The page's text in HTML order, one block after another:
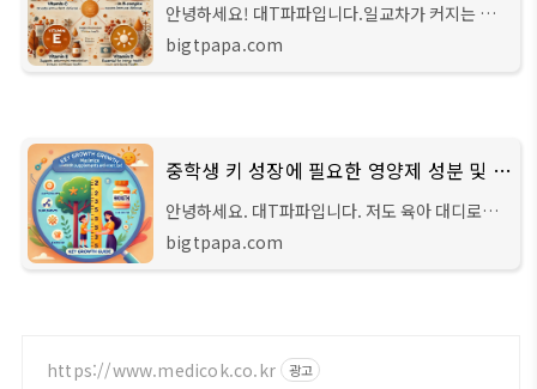
안녕하세요! 대T파파입니다.일교차가 커지는 환
절기에는 감기와 피로감이 찾아오기 쉬운데요, 이
때 비타민이 필수입니다. 환절기 비타민을 올바르
bigtpapa.com
중학생 키 성장에 필요한 영양제 성분 및 추천 제품
안녕하세요. 대T파파입니다. 저도 육아 대디로서
아이들 성장에 관심이 많은데요. 오늘은 키 성장에
필요한 주요 영양분과 제품을 추천드려볼까 합니
bigtpapa.com
https://www.medicok.co.kr 광고